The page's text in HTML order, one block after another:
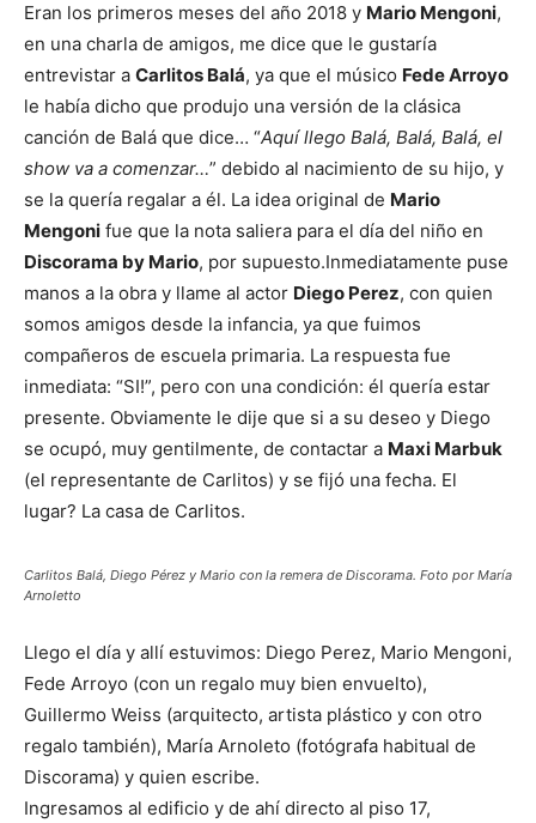
Eran los primeros meses del año 2018 y Mario Mengoni,
en una charla de amigos, me dice que le gustaría
entrevistar a Carlitos Balá, ya que el músico Fede Arroyo
le había dicho que produjo una versión de la clásica
canción de Balá que dice… “Aquí llego Balá, Balá, Balá, el
show va a comenzar…” debido al nacimiento de su hijo, y
se la quería regalar a él. La idea original de Mario
Mengoni fue que la nota saliera para el día del niño en
Discorama by Mario, por supuesto.Inmediatamente puse
manos a la obra y llame al actor Diego Perez, con quien
somos amigos desde la infancia, ya que fuimos
compañeros de escuela primaria. La respuesta fue
inmediata: “SI!”, pero con una condición: él quería estar
presente. Obviamente le dije que si a su deseo y Diego
se ocupó, muy gentilmente, de contactar a Maxi Marbuk
(el representante de Carlitos) y se fijó una fecha. El
lugar? La casa de Carlitos.
Carlitos Balá, Diego Pérez y Mario con la remera de Discorama. Foto por María
Arnoletto
Llego el día y allí estuvimos: Diego Perez, Mario Mengoni,
Fede Arroyo (con un regalo muy bien envuelto),
Guillermo Weiss (arquitecto, artista plástico y con otro
regalo también), María Arnoleto (fotógrafa habitual de
Discorama) y quien escribe.
Ingresamos al edificio y de ahí directo al piso 17,